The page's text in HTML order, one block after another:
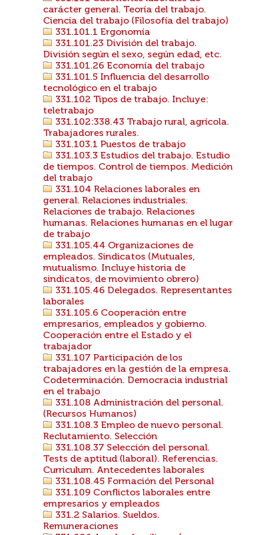
carácter general. Teoría del trabajo.
Ciencia del trabajo (Filosofía del trabajo)
331.101.1 Ergonomía
331.101.23 División del trabajo.
División según el sexo, según edad, etc.
331.101.26 Economía del trabajo
331.101.5 Influencia del desarrollo
tecnológico en el trabajo
331.102 Tipos de trabajo. Incluye:
teletrabajo
331.102:338.43 Trabajo rural, agrícola.
Trabajadores rurales.
331.103.1 Puestos de trabajo
331.103.3 Estudios del trabajo. Estudio
de tiempos. Control de tiempos. Medición
del trabajo
331.104 Relaciones laborales en
general. Relaciones industriales.
Relaciones de trabajo. Relaciones
humanas. Relaciones humanas en el lugar
de trabajo
331.105.44 Organizaciones de
empleados. Sindicatos (Mutuales,
mutualismo. Incluye historia de
sindicatos, de movimiento obrero)
331.105.46 Delegados. Representantes
laborales
331.105.6 Cooperación entre
empresarios, empleados y gobierno.
Cooperación entre el Estado y el
trabajador
331.107 Participación de los
trabajadores en la gestión de la empresa.
Codeterminación. Democracia industrial
en el trabajo
331.108 Administración del personal.
(Recursos Humanos)
331.108.3 Empleo de nuevo personal.
Reclutamiento. Selección
331.108.37 Selección del personal.
Tests de aptitud (laboral). Referencias.
Curriculum. Antecedentes laborales
331.108.45 Formación del Personal
331.109 Conflictos laborales entre
empresarios y empleados
331.2 Salarios. Sueldos.
Remuneraciones